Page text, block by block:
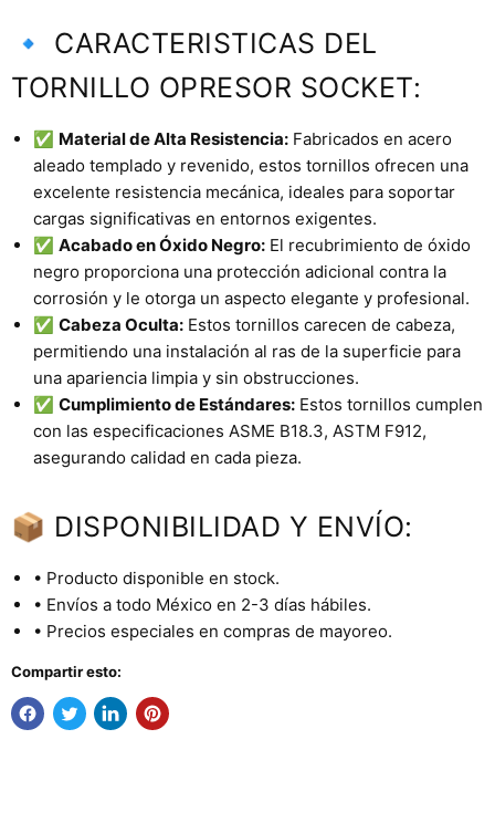
🔹 CARACTERISTICAS DEL
TORNILLO OPRESOR SOCKET:
✅ Material de Alta Resistencia: Fabricados en acero
aleado templado y revenido, estos tornillos ofrecen una
excelente resistencia mecánica, ideales para soportar
cargas significativas en entornos exigentes.
✅ Acabado en Óxido Negro: El recubrimiento de óxido
negro proporciona una protección adicional contra la
corrosión y le otorga un aspecto elegante y profesional.
✅ Cabeza Oculta: Estos tornillos carecen de cabeza,
permitiendo una instalación al ras de la superficie para
una apariencia limpia y sin obstrucciones.
✅ Cumplimiento de Estándares: Estos tornillos cumplen
con las especificaciones ASME B18.3, ASTM F912,
asegurando calidad en cada pieza.
📦 DISPONIBILIDAD Y ENVÍO:
• Producto disponible en stock.
• Envíos a todo México en 2-3 días hábiles.
• Precios especiales en compras de mayoreo.
Compartir esto: